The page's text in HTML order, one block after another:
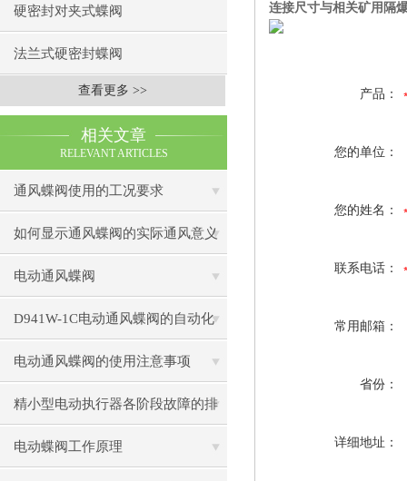
硬密封对夹式蝶阀
法兰式硬密封蝶阀
查看更多 >>
相关文章
RELEVANT ARTICLES
通风蝶阀使用的工况要求
如何显示通风蝶阀的实际通风意义
电动通风蝶阀
D941W-1C电动通风蝶阀的自动化
控制技术
电动通风蝶阀的使用注意事项
精小型电动执行器各阶段故障的排
除
电动蝶阀工作原理
连接尺寸与相关矿用隔
产品：
您的单位：
您的姓名：
联系电话：
常用邮箱：
省份：
详细地址：